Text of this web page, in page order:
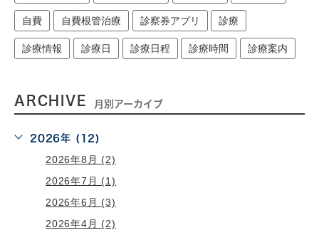
自費 自費根管治療 診察券アプリ 診療
診療情報 診療日 診療日程 診療時間 診療案内
ARCHIVE 月別アーカイブ
2026年 (12)
2026年8月 (2)
2026年7月 (1)
2026年6月 (3)
2026年4月 (2)